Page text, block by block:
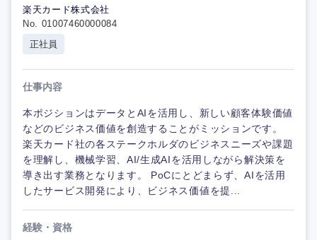
楽天カード株式会社
No. 01007460000084
正社員
仕事内容
本ポジションはデータとAIを活用し、新しい顧客体験価値
などのビジネス価値を創造することがミッションです。
楽天カード社の各ステークホルダのビジネスニーズや課題
を理解し、機械学習、AI/生成AIを活用しながら解決策を
導き出す業務となります。 PoCにとどまらず、AIを活用
したサービス開発により、ビジネス価値を提...
経験・資格